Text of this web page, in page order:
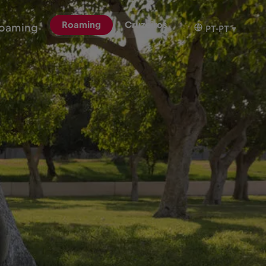
Roaming Cruzeiros PT-PT ▾